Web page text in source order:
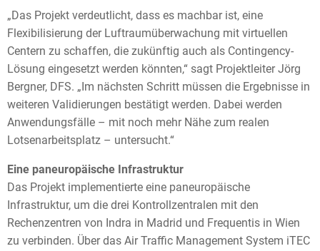
„Das Projekt verdeutlicht, dass es machbar ist, eine
Flexibilisierung der Luftraumüberwachung mit virtuellen
Centern zu schaffen, die zukünftig auch als Contingency-
Lösung eingesetzt werden könnten,“ sagt Projektleiter Jörg
Bergner, DFS. „Im nächsten Schritt müssen die Ergebnisse in
weiteren Validierungen bestätigt werden. Dabei werden
Anwendungsfälle – mit noch mehr Nähe zum realen
Lotsenarbeitsplatz – untersucht.“
Eine paneuropäische Infrastruktur
Das Projekt implementierte eine paneuropäische
Infrastruktur, um die drei Kontrollzentralen mit den
Rechenzentren von Indra in Madrid und Frequentis in Wien
zu verbinden. Über das Air Traffic Management System iTEC